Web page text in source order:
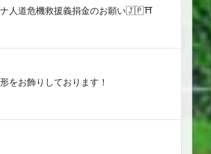
人道危機救援義捐金のお願い🇯🇵⛩️⁡
をお飾りしております！